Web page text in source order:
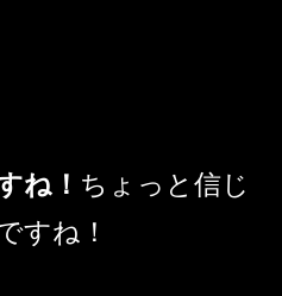
ね！ ちょっと信じ
すね！